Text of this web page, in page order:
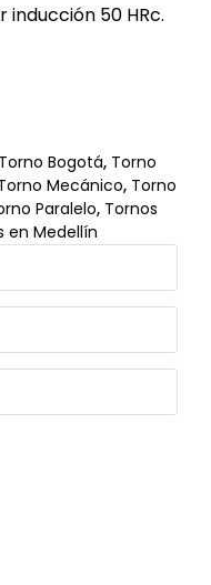
50 HRc.
Torno Bogotá, Torno
Mecánico, Torno
Paralelo, Tornos
en Medellín